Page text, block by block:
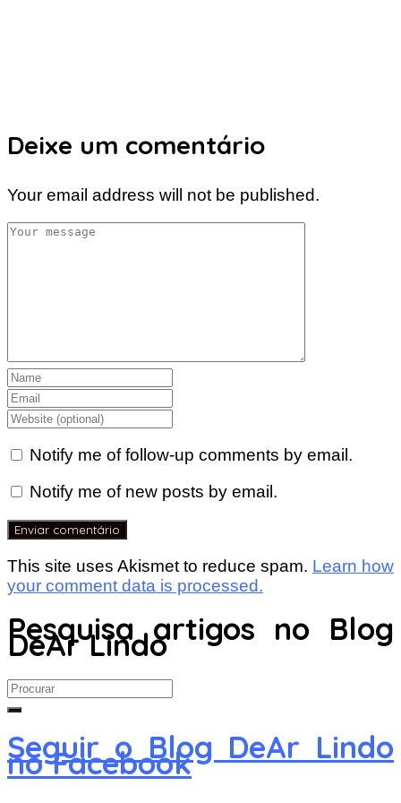
Deixe um comentário
Your email address will not be published.
Notify me of follow-up comments by email.
Notify me of new posts by email.
This site uses Akismet to reduce spam. Learn how
your comment data is processed.
Pesquisa artigos no Blog
DeAr Lindo
Search
for:
Seguir o Blog DeAr Lindo
no Facebook